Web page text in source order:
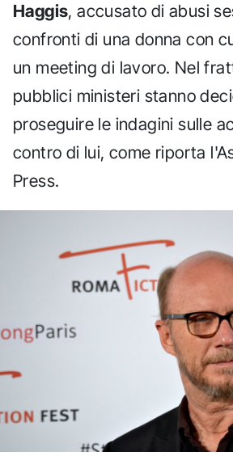
Haggis, accusato di abusi
confronti di una donna con
un meeting di lavoro. Nel
pubblici ministeri stanno
proseguire le indagini sulle
contro di lui, come riporta
Press.